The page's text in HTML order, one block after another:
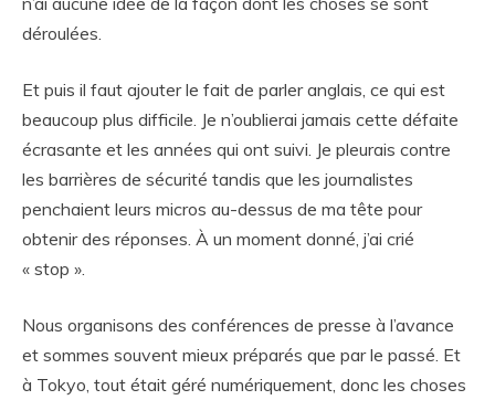
déroulées.
Et puis il faut ajouter le fait de parler anglais, ce qui est
beaucoup plus difficile. Je n’oublierai jamais cette défaite
écrasante et les années qui ont suivi. Je pleurais contre
les barrières de sécurité tandis que les journalistes
penchaient leurs micros au-dessus de ma tête pour
obtenir des réponses. À un moment donné, j’ai crié
« stop ».
Nous organisons des conférences de presse à l’avance
et sommes souvent mieux préparés que par le passé. Et
à Tokyo, tout était géré numériquement, donc les choses